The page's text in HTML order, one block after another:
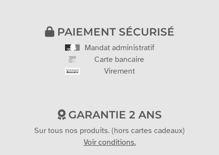
PAIEMENT SÉCURISÉ
Mandat administratif
Carte bancaire
Virement
GARANTIE 2 ANS
Sur tous nos produits. (hors cartes cadeaux)
Voir conditions.